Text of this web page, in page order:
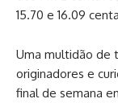
15.70 e 16.09
Uma multidão de
originadores e
final de semana